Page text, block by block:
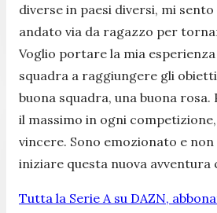
diverse in paesi diversi, mi
andato via da ragazzo per
Voglio portare la mia
squadra a raggiungere gli
buona squadra, una buona
il massimo in ogni
vincere. Sono emozionato e
iniziare questa nuova avventura
Tutta la Serie A su DAZN,